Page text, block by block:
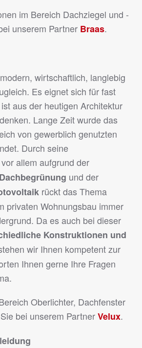
im Bereich Dachziegel und -
unserem Partner Braas.
wirtschaftlich, langlebig
Es eignet sich für fast
aus der heutigen Architektur
Lange Zeit wurde das
von gewerblich genutzten
Durch seine
allem aufgrund der
Dachbegrünung und der
rückt das Thema
privaten Wohnungsbau immer
Da es auch bei dieser
Konstruktionen und
wir Ihnen kompetent zur
Ihnen gerne Ihre Fragen
Oberlichter, Dachfenster
bei unserem PartnerVelux.